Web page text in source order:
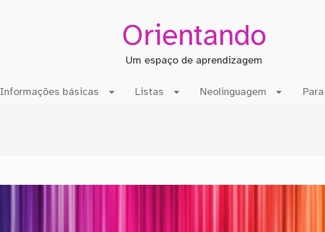
Orientando
Um espaço de aprendizagem
Informações básicas Listas Neolinguagem